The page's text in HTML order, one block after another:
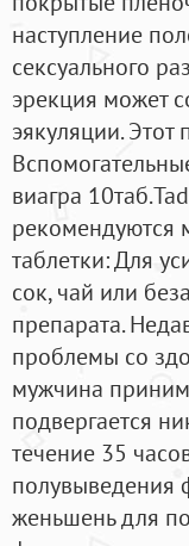
наступление
сексуального
эрекция может
эякуляции. Этот
виагра
рекомендуются
таблетки: Для
сок, чай или
препарата.
проблемы со
мужчина
подвергается
течение 35
полувыведения
женьшень для